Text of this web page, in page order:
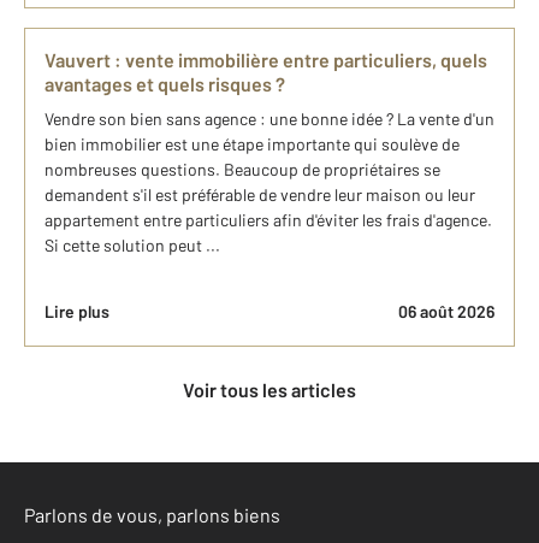
Vauvert : vente immobilière entre particuliers, quels
avantages et quels risques ?
Vendre son bien sans agence : une bonne idée ? La vente d'un
bien immobilier est une étape importante qui soulève de
nombreuses questions. Beaucoup de propriétaires se
demandent s'il est préférable de vendre leur maison ou leur
appartement entre particuliers afin d'éviter les frais d'agence.
Si cette solution peut ...
Lire plus 06 août 2026
Voir tous les articles
Parlons de vous, parlons biens